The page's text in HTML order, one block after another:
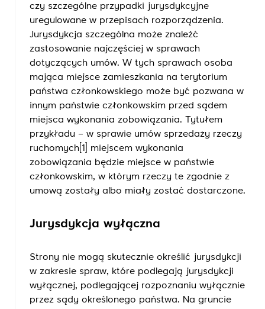
czy szczególne przypadki jurysdykcyjne
uregulowane w przepisach rozporządzenia.
Jurysdykcja szczególna może znaleźć
zastosowanie najczęściej w sprawach
dotyczących umów. W tych sprawach osoba
mająca miejsce zamieszkania na terytorium
państwa członkowskiego może być pozwana w
innym państwie członkowskim przed sądem
miejsca wykonania zobowiązania. Tytułem
przykładu – w sprawie umów sprzedaży rzeczy
ruchomych[1] miejscem wykonania
zobowiązania będzie miejsce w państwie
członkowskim, w którym rzeczy te zgodnie z
umową zostały albo miały zostać dostarczone.
Jurysdykcja wyłączna
Strony nie mogą skutecznie określić jurysdykcji
w zakresie spraw, które podlegają jurysdykcji
wyłącznej, podlegającej rozpoznaniu wyłącznie
przez sądy określonego państwa. Na gruncie